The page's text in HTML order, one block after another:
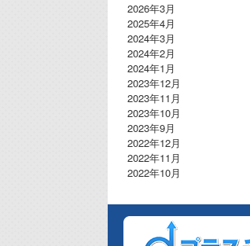
2026年3月
2025年4月
2024年3月
2024年2月
2024年1月
2023年12月
2023年11月
2023年10月
2023年9月
2022年12月
2022年11月
2022年10月